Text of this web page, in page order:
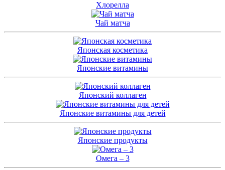
Хлорелла
Чай матча
Японская косметика
Японские витамины
Японский коллаген
Японские витамины для детей
Японские продукты
Омега – 3